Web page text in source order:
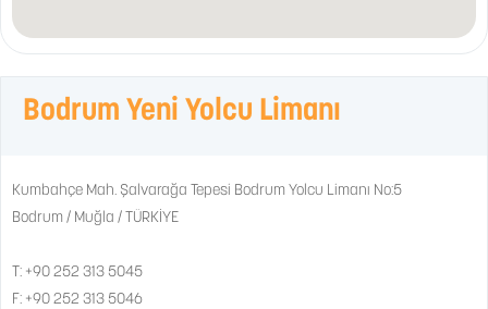
Bodrum Yeni Yolcu Limanı
Kumbahçe Mah. Şalvarağa Tepesi Bodrum Yolcu Limanı No:5
Bodrum / Muğla / TÜRKİYE
T: +90 252 313 5045
F: +90 252 313 5046